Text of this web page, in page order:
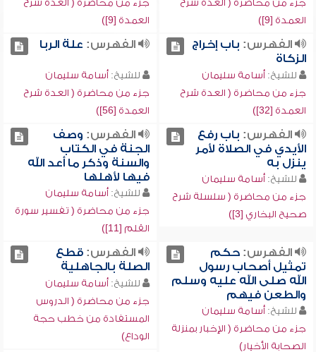
جزء من محاضرة ( العدة شرح
العمدة [9])
جزء من محاضرة ( العدة شرح
العمدة [9])
الفهرس: باب إخراج
الزكاة
للشيخ: أسامة سليمان
جزء من محاضرة ( العدة شرح
العمدة [32])
الفهرس: علة الربا
للشيخ: أسامة سليمان
جزء من محاضرة ( العدة شرح
العمدة [56])
الفهرس: باب رفع
الأيدي في الصلاة لأمر
ينزل به
للشيخ: أسامة سليمان
جزء من محاضرة ( سلسلة شرح
صحيح البخاري [3])
الفهرس: وصف
الجنة في الكتاب
والسنة وذكر ما أعد الله
فيها لأهلها
للشيخ: أسامة سليمان
جزء من محاضرة ( تفسير سورة
القلم [11])
الفهرس:حكم
تمثيل أصحاب رسول
الله صلى الله عليه وسلم
والطعن فيهم
للشيخ: أسامة سليمان
جزء من محاضرة ( الإخبار بمنزلة
الصحابة الأخيار)
الفهرس:قطع
الصلة بالجاهلية
للشيخ: أسامة سليمان
جزء من محاضرة ( الدروس
المستفادة من خطب حجة
الوداع)